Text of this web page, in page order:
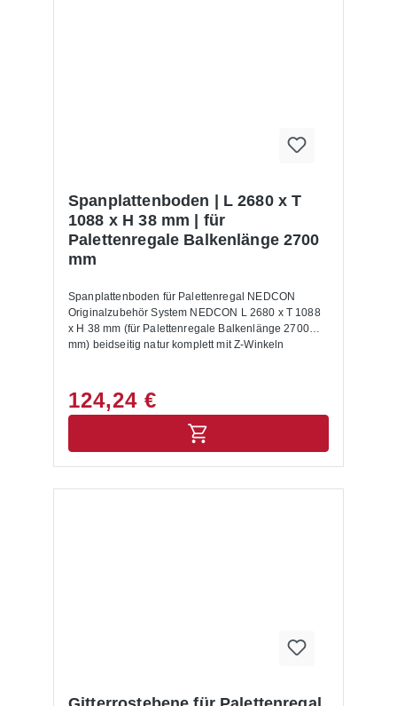
Spanplattenboden | L 2680 x T
1088 x H 38 mm | für
Palettenregale Balkenlänge 2700
mm
Spanplattenboden für Palettenregal NEDCON
Originalzubehör System NEDCON L 2680 x T 1088
x H 38 mm (für Palettenregale Balkenlänge 2700
mm) beidseitig natur komplett mit Z-Winkeln
124,24 €